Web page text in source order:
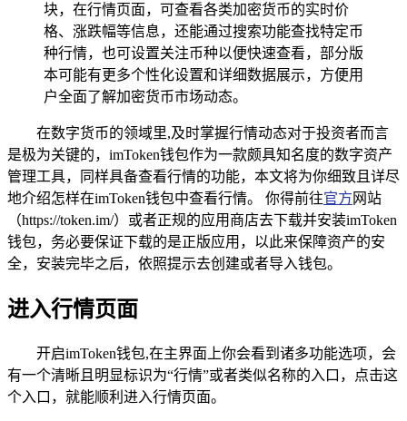
块，在行情页面，可查看各类加密货币的实时价
格、涨跌幅等信息，还能通过搜索功能查找特定币
种行情，也可设置关注币种以便快速查看，部分版
本可能有更多个性化设置和详细数据展示，方便用
户全面了解加密货币市场动态。
在数字货币的领域里,及时掌握行情动态对于投资者而言
是极为关键的，imToken钱包作为一款颇具知名度的数字资产
管理工具，同样具备查看行情的功能，本文将为你细致且详尽
地介绍怎样在imToken钱包中查看行情。 你得前往官方 网站
（https://token.im/）或者正规的应用商店去下载并安装imToken
钱包，务必要保证下载的是正版应用，以此来保障资产的安
全，安装完毕之后，依照提示去创建或者导入钱包。
进入行情页面
开启imToken钱包,在主界面上你会看到诸多功能选项，会
有一个清晰且明显标识为“行情”或者类似名称的入口，点击这
个入口，就能顺利进入行情页面。